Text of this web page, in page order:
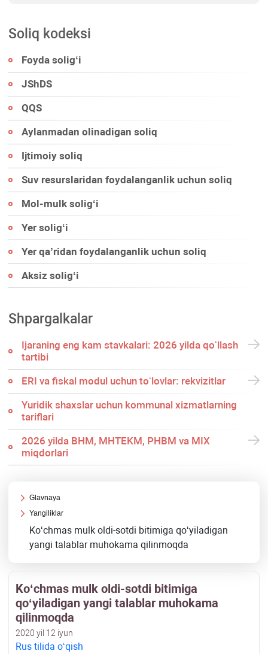
Soliq kodeksi
Foyda soligʻi
JShDS
QQS
Aylanmadan olinadigan soliq
Ijtimoiy soliq
Suv resurslaridan foydalanganlik uchun soliq
Mol-mulk soligʻi
Yer soligʻi
Yer qa’ridan foydalanganlik uchun soliq
Aksiz soligʻi
Shpargalkalar
Ijaraning eng kam stavkalari: 2026 yilda qoʻllash
tartibi
ERI va fiskal modul uchun toʻlovlar: rekvizitlar
Yuridik shaхslar uchun kommunal хizmatlarning
tariflari
2026 yilda BHM, MHTEKM, PHBM va MIX
miqdorlari
Glavnaya
Yangiliklar
Koʻchmas mulk oldi-sotdi bitimiga qoʻyiladigan
yangi talablar muhokama qilinmoqda
Koʻchmas mulk oldi-sotdi bitimiga
qoʻyiladigan yangi talablar muhokama
qilinmoqda
2020 yil 12 iyun
Rus tilida oʻqish